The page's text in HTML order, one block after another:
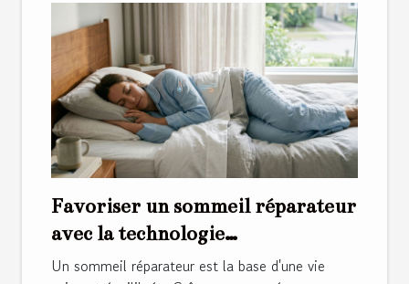
Favoriser un sommeil réparateur
avec la technologie
thermorégulatrice
Un sommeil réparateur est la base d'une vie